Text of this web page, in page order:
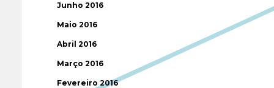
Junho 2016
Maio 2016
Abril 2016
Março 2016
Fevereiro 2016